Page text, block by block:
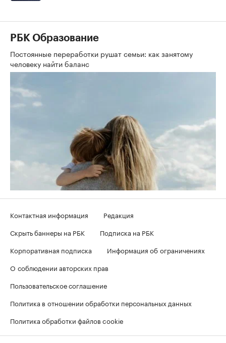
РБК Образование
Постоянные переработки рушат семьи: как занятому
человеку найти баланс
Контактная информация
Редакция
Скрыть баннеры на РБК
Подписка на РБК
Корпоративная подписка
Информация об ограничениях
О соблюдении авторских прав
Пользовательское соглашение
Политика в отношении обработки персональных данных
Политика обработки файлов cookie